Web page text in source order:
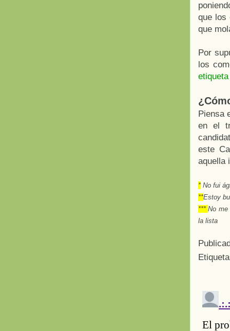
que los
que
Por
los
Piensa
en el
este
aquella
*No fui
**Estoy
***No me
la lista